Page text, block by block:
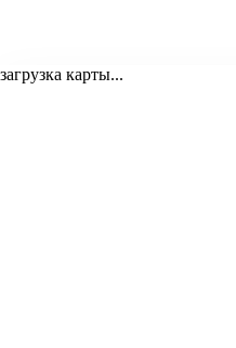
загрузка карты...